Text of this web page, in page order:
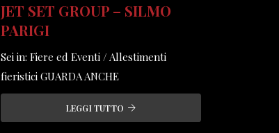
JET SET GROUP – SILMO
PARIGI
Sei in: Fiere ed Eventi / Allestimenti
fieristici GUARDA ANCHE
LEGGI TUTTO